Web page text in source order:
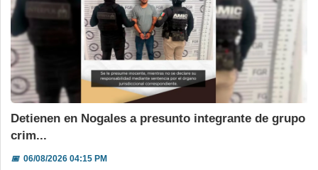
Detienen en Nogales a presunto integrante de grupo
crim...
📅06/08/2026 04:15 PM